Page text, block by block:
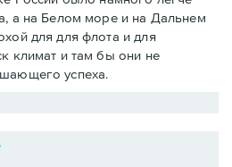
а на Белом море и на Дальнем
для для флота и для
климат и там бы они не
успеха.